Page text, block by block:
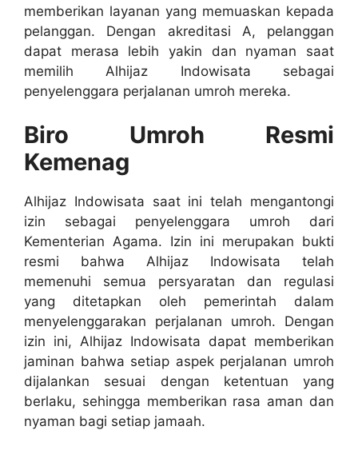
memberikan layanan yang memuaskan kepada
pelanggan. Dengan akreditasi A, pelanggan
dapat merasa lebih yakin dan nyaman saat
memilih Alhijaz Indowisata sebagai
penyelenggara perjalanan umroh mereka.
Biro Umroh Resmi
Kemenag
Alhijaz Indowisata saat ini telah mengantongi
izin sebagai penyelenggara umroh dari
Kementerian Agama. Izin ini merupakan bukti
resmi bahwa Alhijaz Indowisata telah
memenuhi semua persyaratan dan regulasi
yang ditetapkan oleh pemerintah dalam
menyelenggarakan perjalanan umroh. Dengan
izin ini, Alhijaz Indowisata dapat memberikan
jaminan bahwa setiap aspek perjalanan umroh
dijalankan sesuai dengan ketentuan yang
berlaku, sehingga memberikan rasa aman dan
nyaman bagi setiap jamaah.